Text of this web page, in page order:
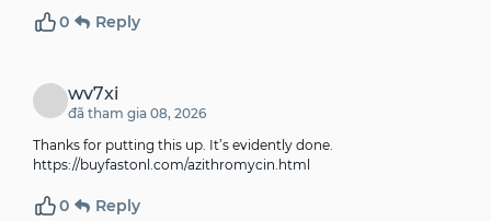
0 Reply
wv7xi
đã tham gia 08, 2026
Thanks for putting this up. It’s evidently done.
https://buyfastonl.com/azithromycin.html
0 Reply